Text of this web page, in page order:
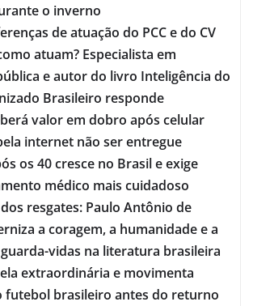
o inverno
de atuação do PCC e do CV
atuam? Especialista em
e autor do livro Inteligência do
Brasileiro responde
valor em dobro após celular
internet não ser entregue
os 40 cresce no Brasil e exige
médico mais cuidadoso
resgates: Paulo Antônio de
a coragem, a humanidade e a
vidas na literatura brasileira
extraordinária e movimenta
futebol brasileiro antes do returno